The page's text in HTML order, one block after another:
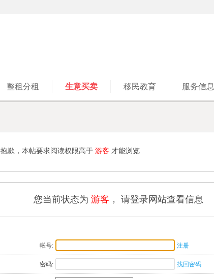
整租分租 生意买卖 移民教育 服务信息
抱歉，本帖要求阅读权限高于 游客 才能浏览
您当前状态为 游客 ， 请登录网站查看信息
帐号: 注册
密码: 找回密码